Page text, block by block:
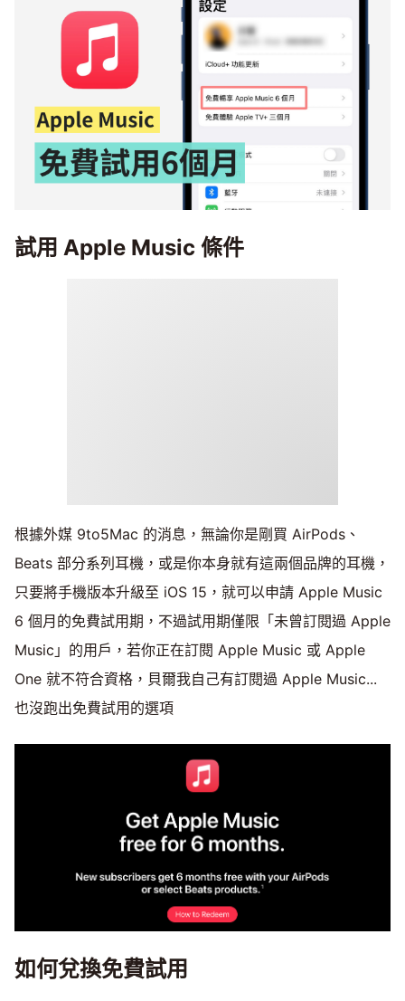
試用 Apple Music 條件
根據外媒 9to5Mac 的消息，無論你是剛買 AirPods、
Beats 部分系列耳機，或是你本身就有這兩個品牌的耳機，
只要將手機版本升級至 iOS 15，就可以申請 Apple Music
6 個月的免費試用期，不過試用期僅限「未曾訂閱過 Apple
Music」的用戶，若你正在訂閱 Apple Music 或 Apple
One 就不符合資格，貝爾我自己有訂閱過 Apple Music...
也沒跑出免費試用的選項
如何兌換免費試用